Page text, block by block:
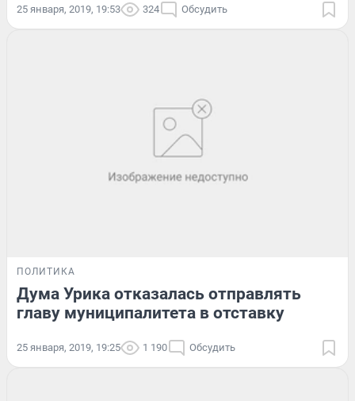
25 января, 2019, 19:53 324 Обсудить
ПОЛИТИКА
Дума Урика отказалась отправлять
главу муниципалитета в отставку
25 января, 2019, 19:25 1 190 Обсудить